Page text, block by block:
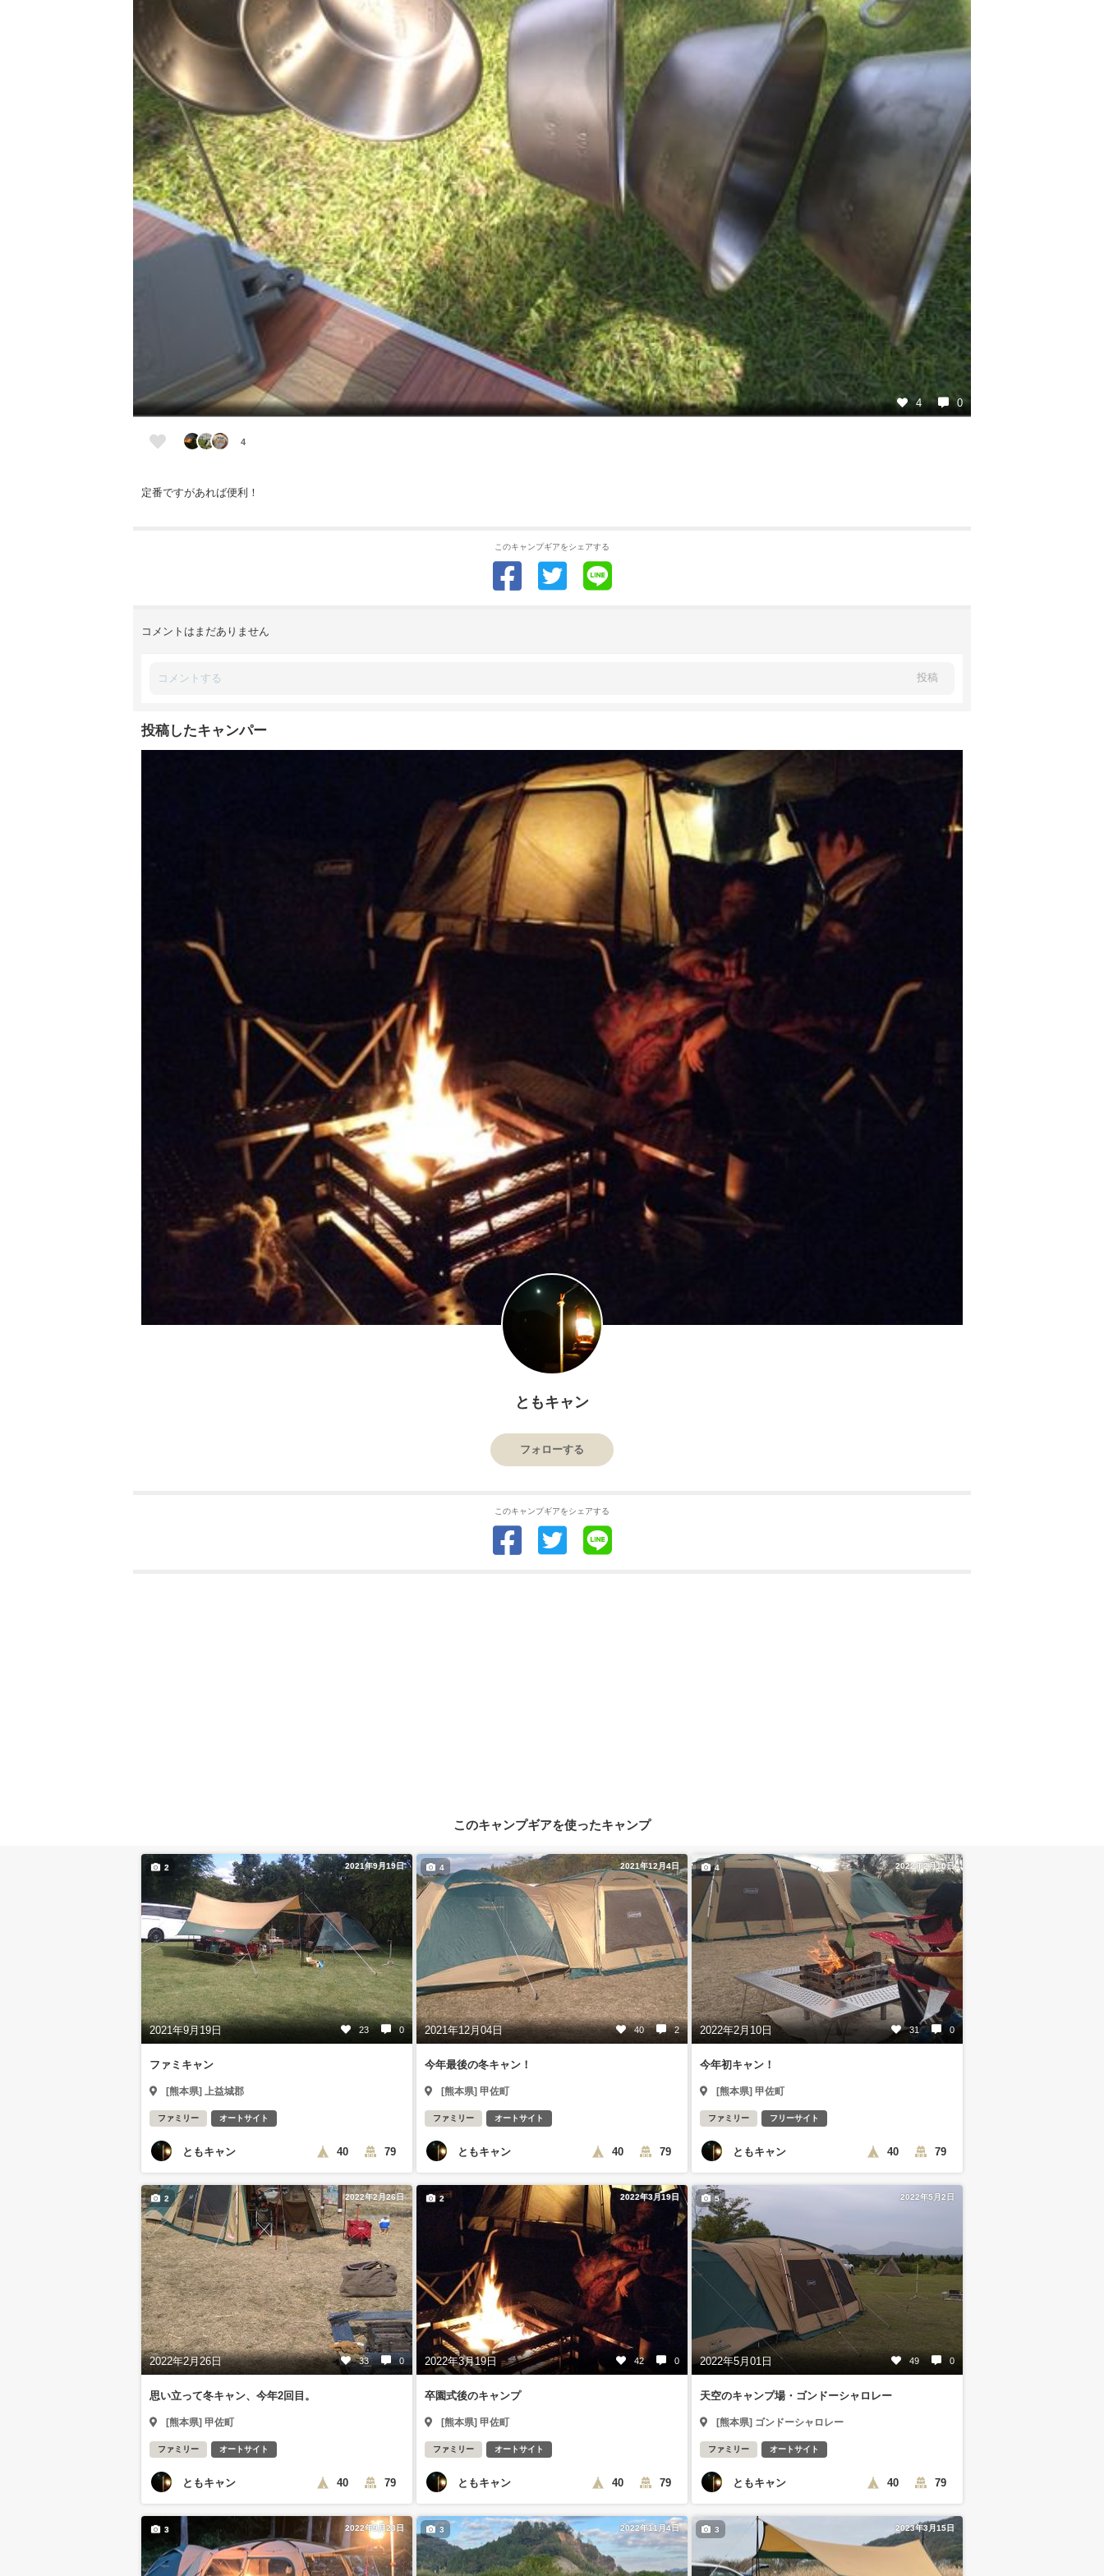
4 0
4
定番ですがあれば便利！
このキャンプギアをシェアする
コメントはまだありません
投稿
投稿したキャンパー
ともキャン
フォローする
このキャンプギアをシェアする
このキャンプギアを使ったキャンプ
2021年9月19日
2021年9月19日 23 0
2
ファミキャン
[熊本県] 上益城郡
ファミリー オートサイト
ともキャン 40 79
2021年12月4日
2021年12月04日 40 2
4
今年最後の冬キャン！
[熊本県] 甲佐町
ファミリー オートサイト
ともキャン 40 79
2022年2月10日
2022年2月10日 31 0
4
今年初キャン！
[熊本県] 甲佐町
ファミリー フリーサイト
ともキャン 40 79
2022年2月26日
2022年2月26日 33 0
2
思い立って冬キャン、今年2回目。
[熊本県] 甲佐町
ファミリー オートサイト
ともキャン 40 79
2022年3月19日
2022年3月19日 42 0
2
卒園式後のキャンプ
[熊本県] 甲佐町
ファミリー オートサイト
ともキャン 40 79
2022年5月2日
2022年5月01日 49 0
5
天空のキャンプ場・ゴンドーシャロレー
[熊本県] ゴンドーシャロレー
ファミリー オートサイト
ともキャン 40 79
2022年9月23日
3 2022年11月4日
3 2023年3月15日
3